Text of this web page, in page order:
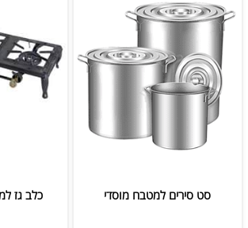
סט סירים למטבח מוסדי כלב גז